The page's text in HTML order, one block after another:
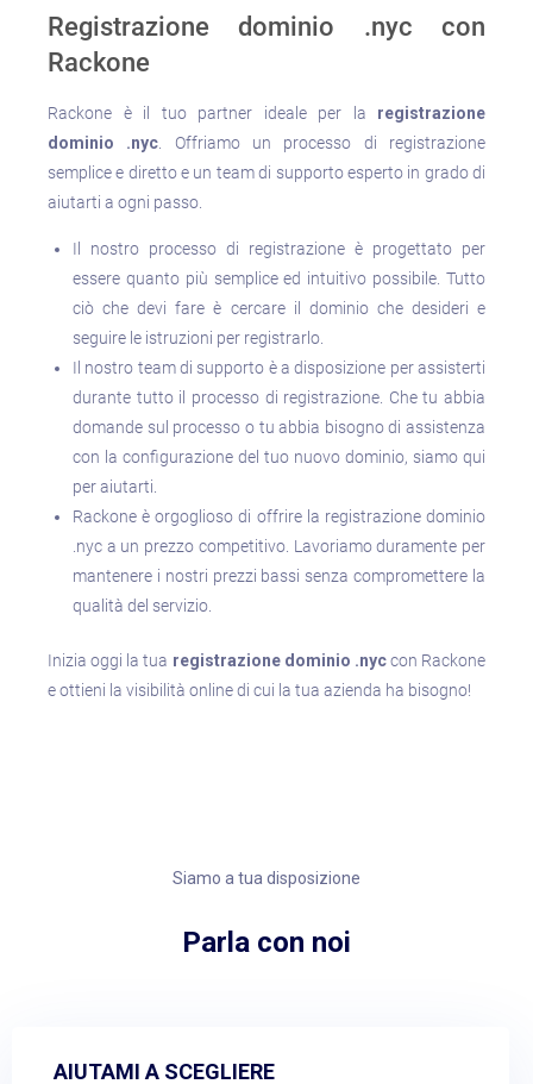
Registrazione dominio .nyc con
Rackone
Rackone è il tuo partner ideale per la registrazione
dominio .nyc . Offriamo un processo di registrazione
semplice e diretto e un team di supporto esperto in grado di
aiutarti a ogni passo.
Il nostro processo di registrazione è progettato per
essere quanto più semplice ed intuitivo possibile. Tutto
ciò che devi fare è cercare il dominio che desideri e
seguire le istruzioni per registrarlo.
Il nostro team di supporto è a disposizione per assisterti
durante tutto il processo di registrazione. Che tu abbia
domande sul processo o tu abbia bisogno di assistenza
con la configurazione del tuo nuovo dominio, siamo qui
per aiutarti.
Rackone è orgoglioso di offrire la registrazione dominio
.nyc a un prezzo competitivo. Lavoriamo duramente per
mantenere i nostri prezzi bassi senza compromettere la
qualità del servizio.
Inizia oggi la tua registrazione dominio .nyccon Rackone
e ottieni la visibilità online di cui la tua azienda ha bisogno!
Siamo a tua disposizione
Parla con noi​
AIUTAMI A SCEGLIERE​